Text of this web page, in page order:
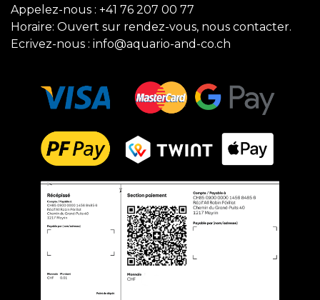
Appelez-nous : +41 76 207 00 77
Horaire: Ouvert sur rendez-vous, nous contacter.
Ecrivez-nous : info@aquario-and-co.ch